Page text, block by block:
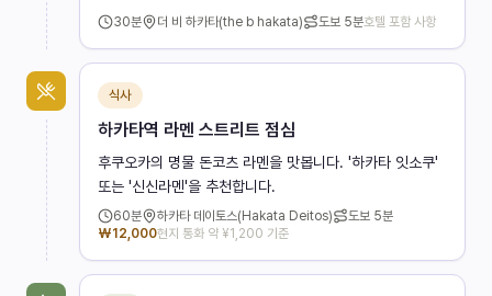
30분 더 비 하카타(the b hakata) 도보 5분호텔 포함 사항
식사
하카타역 라멘 스트리트 점심
후쿠오카의 명물 돈코츠 라멘을 맛봅니다. '하카타 잇소쿠'
또는 '신신라멘'을 추천합니다.
60분 하카타 데이토스(Hakata Deitos) 도보 5분
₩12,000현지 통화 약 ¥1,200 기준